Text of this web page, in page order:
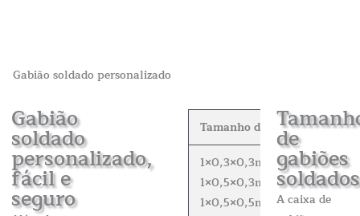
Gabião soldado personalizado
Gabião
soldado
personalizado,
fácil e
seguro
Tamanho do gabião soldado
1×0,3×0,3m
1×0,5×0,3m
1×0,5×0,5m
de
gabiões
soldados
A caixa de